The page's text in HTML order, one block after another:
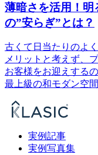
薄暗さを活用！明
の”安らぎ”とは？
古くて日当たりのよ
メリットと考えず、
お客様をお迎えする
最上級の和モダン空
実例記事
実例写真集